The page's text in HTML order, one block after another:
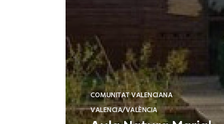
COMUNITAT VALENCIANA
VALENCIA/VALÈNCIA